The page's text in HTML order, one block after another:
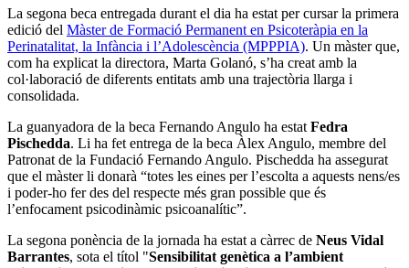
La segona beca entregada durant el dia ha estat per cursar la primera
edició del Màster de Formació Permanent en Psicoteràpia en la
Perinatalitat, la Infància i l’Adolescència (MPPPIA). Un màster que,
com ha explicat la directora, Marta Golanó, s’ha creat amb la
col·laboració de diferents entitats amb una trajectòria llarga i
consolidada.
La guanyadora de la beca Fernando Angulo ha estat Fedra
Pischedda. Li ha fet entrega de la beca Àlex Angulo, membre del
Patronat de la Fundació Fernando Angulo. Pischedda ha assegurat
que el màster li donarà “totes les eines per l’escolta a aquests nens/es
i poder-ho fer des del respecte més gran possible que és
l’enfocament psicodinàmic psicoanalític”.
La segona ponència de la jornada ha estat a càrrec de Neus Vidal
Barrantes, sota el títol "Sensibilitat genètica a l’ambient